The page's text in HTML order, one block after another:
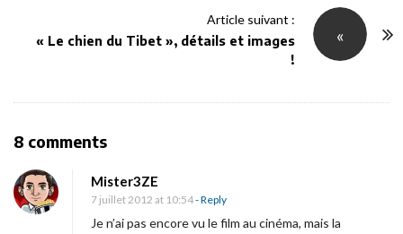
«
Article suivant :
« Le chien du Tibet », détails et images
!
8 commentsO
[
Mister3ZE
7 juillet 2012 at 10:54- Reply
Je n’ai pas encore vu le film au cinéma, mais la